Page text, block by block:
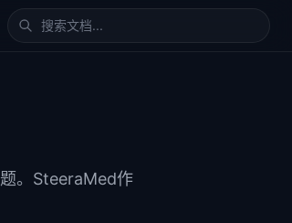
。SteeraMed作